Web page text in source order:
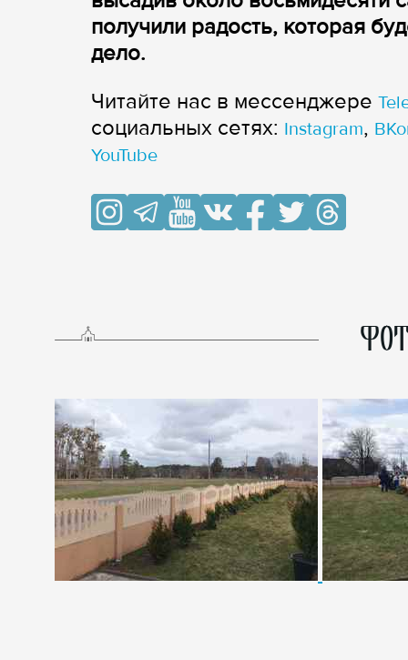
получили радость, которая
дело.
Читайте нас в мессенджере
cоциальных сетях: Instagram,
YouTube